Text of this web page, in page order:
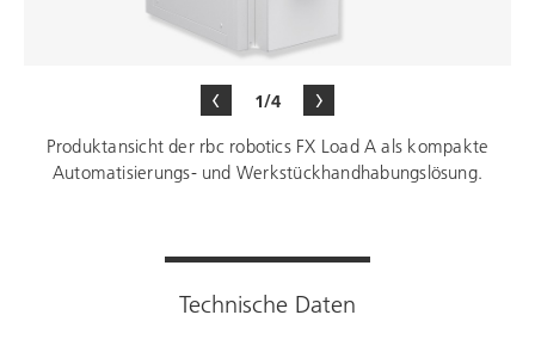
1/4
Produktansicht der rbc robotics FX Load A als kompakte
Automatisierungs- und Werkstückhandhabungslösung.
Technische Daten